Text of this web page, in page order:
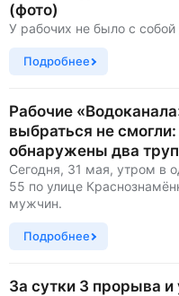
(фото)
У рабочих не было с
Подробнее
Рабочие
выбраться не
обнаружены два
Сегодня, 31 мая, утром в
55 по улице
мужчин.
Подробнее
За сутки 3 прорыва и